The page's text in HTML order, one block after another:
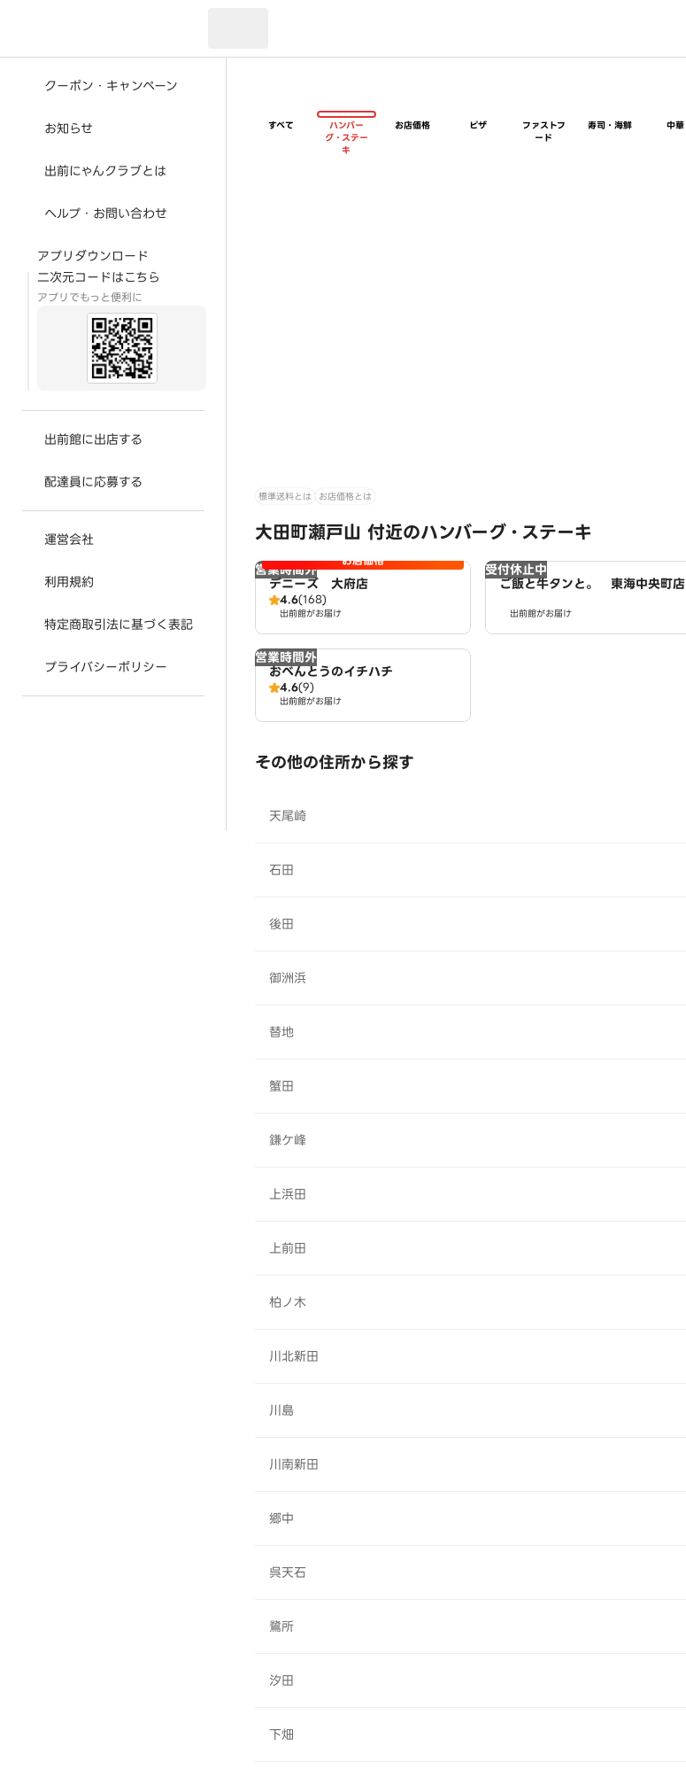
クーポン・キャンペーン
お知らせ
出前にゃんクラブとは
ヘルプ・お問い合わせ
アプリダウンロード
二次元コードはこちら
アプリでもっと便利に
出前館に出店する
配達員に応募する
運営会社
利用規約
特定商取引法に基づく表記
プライバシーポリシー
すべて
ハンバー
グ・ステー
キ
お店価格 ピザ
ファストフ
ード
寿司・海鮮 中華
標準送料とは お店価格とは
大田町瀬戸山 付近のハンバーグ・ステーキ
営業時間外 お店価格
デニーズ 大府店
4.6(168)
出前館がお届け
受付休止中
ご飯と牛タンと。 東海中央町店
出前館がお届け
営業時間外
おべんとうのイチハチ
4.6(9)
出前館がお届け
その他の住所から探す
天尾崎
石田
後田
御洲浜
替地
蟹田
鎌ケ峰
上浜田
上前田
柏ノ木
川北新田
川島
川南新田
郷中
呉天石
鷺所
汐田
下畑